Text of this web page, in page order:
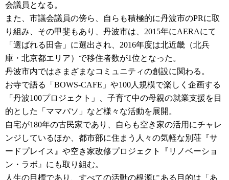
会議員となる。
また、市議会議員の傍ら、自らも積極的に丹波市のPRに取
り組み、その甲斐もあり、丹波市は、2015年にAERAにて
「選ばれる田舎」に選出され、2016年度は北近畿（北兵
庫・北京都エリア）で移住者数が1位となった。
丹波市内ではさまざまなコミュニティの創設に関わる。
お寺で語る「BOWS-CAFE」や100人規模で楽しく企画する
「丹波100プロジェクト」、子育て中の母親の就業支援を目
的とした「ママパソ」など様々な活動を展開。
自宅が180年の古民家であり、自らも空き家の活用にチャレ
ンジしているほか、都市部に住まう人々の気軽な別荘『サ
ードプレイス』や空き家改修プロジェクト『リノベーショ
ン・ラボ』にも取り組む。
人生の目標であり、すべての活動の根源にある目的は「あ